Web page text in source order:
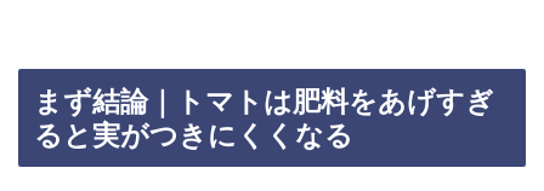
まず結論｜トマトは肥料をあげすぎ
ると実がつきにくくなる